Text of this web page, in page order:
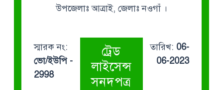
উপজেলাঃ আত্রাই, জেলাঃ নওগাঁ ।
স্মারক নং:
ভো/ইউপি -
2998
ট্রেড
লাইসেন্স
সনদপত্র
তারিখ: 06-
06-2023